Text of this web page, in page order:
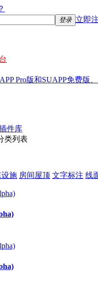
登录 立即
Pro版和SUAPP免费版
件库
类列表
施 房间屋顶 文字标注 线